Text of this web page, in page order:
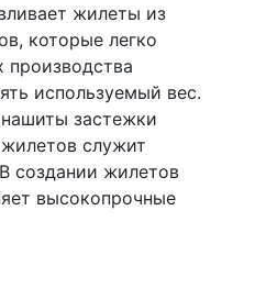
жилеты из
которые легко
используемый вес.
застежки
служит
создании жилетов
высокопрочные